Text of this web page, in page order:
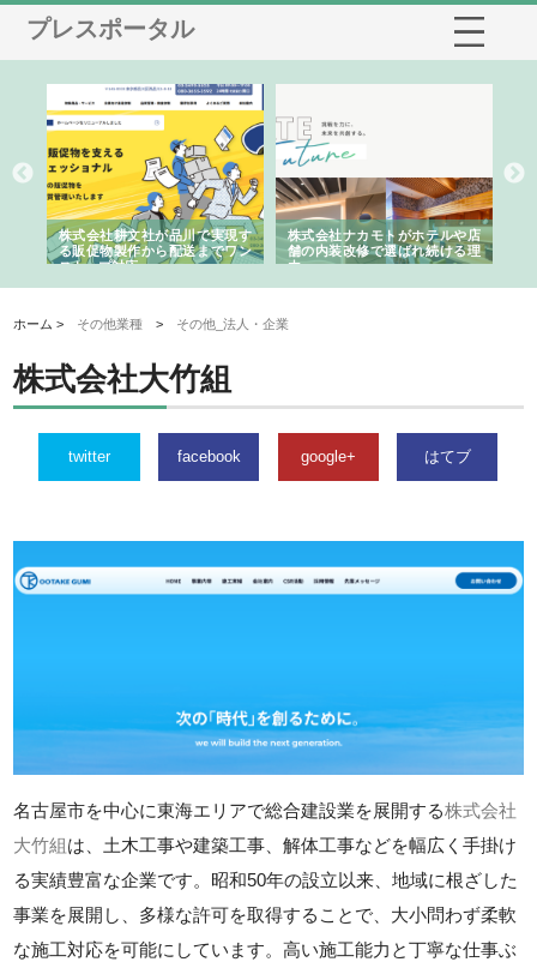
プレスポータル
株式会社耕文社が品川で実現す
る販促物製作から配送までワン
ストップ対応
株式会社ナカモトがホテルや店
舗の内装改修で選ばれ続ける理
由
ホーム > その他業種 > その他_法人・企業
株式会社大竹組
twitter facebook google+ はてブ
名古屋市を中心に東海エリアで総合建設業を展開する株式会社
大竹組は、土木工事や建築工事、解体工事などを幅広く手掛け
る実績豊富な企業です。昭和50年の設立以来、地域に根ざした
事業を展開し、多様な許可を取得することで、大小問わず柔軟
な施工対応を可能にしています。高い施工能力と丁寧な仕事ぶ